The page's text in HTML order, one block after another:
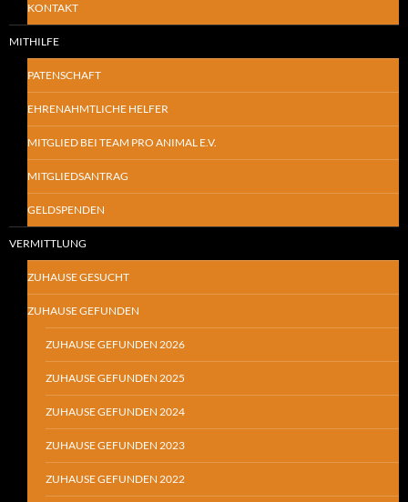
KONTAKT
MITHILFE
PATENSCHAFT
EHRENAHMTLICHE HELFER
MITGLIED BEI TEAM PRO ANIMAL E.V.
MITGLIEDSANTRAG
GELDSPENDEN
VERMITTLUNG
ZUHAUSE GESUCHT
ZUHAUSE GEFUNDEN
ZUHAUSE GEFUNDEN 2026
ZUHAUSE GEFUNDEN 2025
ZUHAUSE GEFUNDEN 2024
ZUHAUSE GEFUNDEN 2023
ZUHAUSE GEFUNDEN 2022